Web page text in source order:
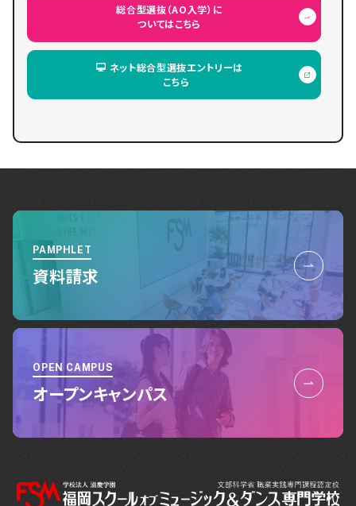
総合型選抜（AO入学）に
ついてはこちら
ネット総合型選抜エントリーは
こちら
PAMPHLET
資料請求
OPEN CAMPUS
オープンキャンパス